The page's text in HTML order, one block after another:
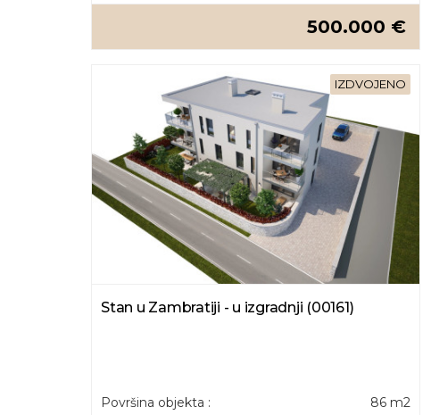
500.000 €
IZDVOJENO
Stan u Zambratiji - u izgradnji (00161)
Površina objekta :
86 m2